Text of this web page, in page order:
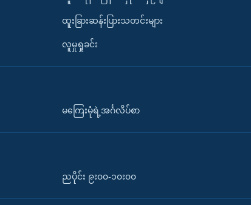
ထူးခြားဆန်းပြားသတင်းများ
လူမှုရှုခင်း
မကြေးမုံရဲ့အင်္ဂလိပ်စာ
ညပိုင်း ၉း၀၀-၁၀း၀၀